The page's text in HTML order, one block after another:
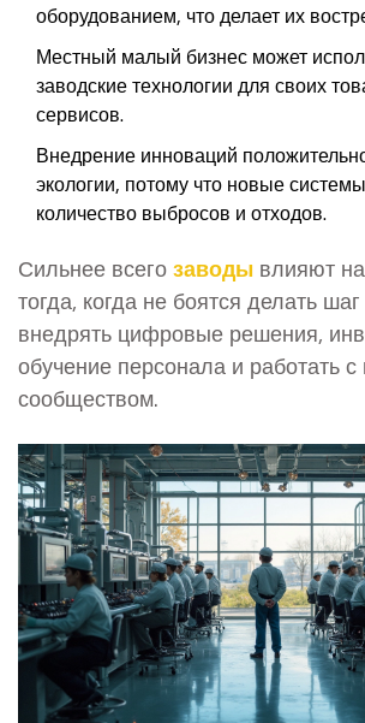
оборудованием, что делает их
Местный малый бизнес может
заводские технологии для своих
сервисов.
Внедрение инноваций
экологии, потому что новые
количество выбросов и отходов.
Сильнее всего заводы влияют
тогда, когда не боятся делать
внедрять цифровые решения,
обучение персонала и работать
сообществом.